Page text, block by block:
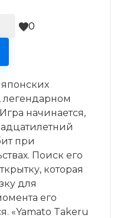
0
японских
легендарном
начинается,
при
Поиск его
которая
для
его
«Yamato Takeru